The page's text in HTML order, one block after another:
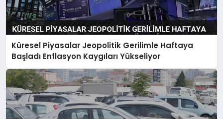
Küresel Piyasalar Jeopolitik Gerilimle Haftaya
Başladı Enflasyon Kaygıları Yükseliyor